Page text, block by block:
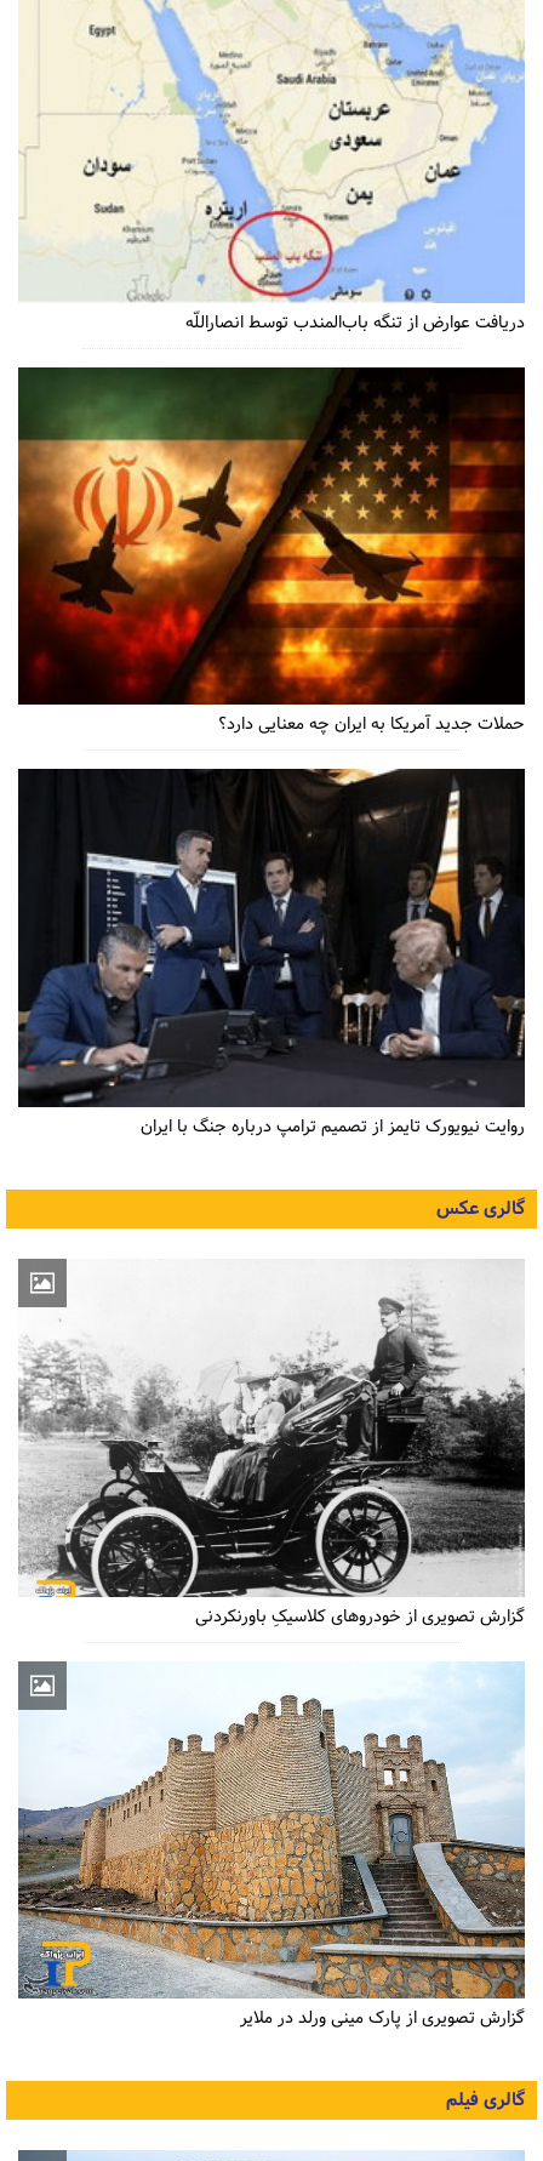
دریافت عوارض از تنگه باب‌المندب توسط انصاراللّه
حملات جدید آمریکا به ایران چه معنایی دارد؟
روایت نیویورک تایمز از تصمیم ترامپ درباره جنگ با ایران
گالری عکس
گزارش تصویری از خودروهای کلاسیکِ باورنکردنی
گزارش تصویری از پارک مینی ورلد در ملایر
گالری فیلم